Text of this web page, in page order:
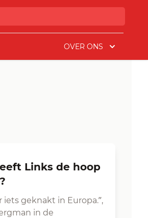
OVER ONS
iets geknakt in Europa.”,
in de